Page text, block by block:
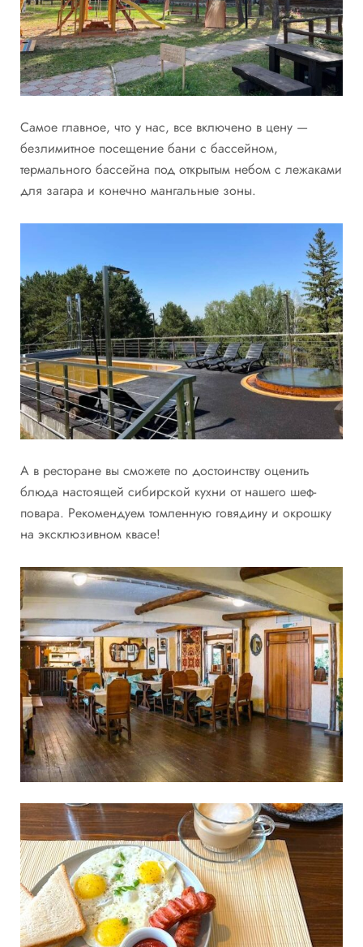
Самое главное, что у нас, все включено в цену —
безлимитное посещение бани с бассейном,
термального бассейна под открытым небом с лежаками
для загара и конечно мангальные зоны.
А в ресторане вы сможете по достоинству оценить
блюда настоящей сибирской кухни от нашего шеф-
повара. Рекомендуем томленную говядину и окрошку
на эксклюзивном квасе!